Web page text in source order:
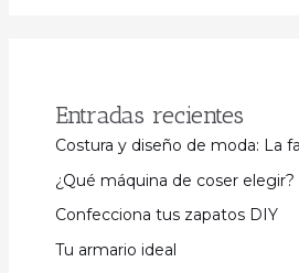
Entradas recientes
Costura y diseño de moda: La
¿Qué máquina de coser elegir?
Confecciona tus zapatos DIY
Tu armario ideal